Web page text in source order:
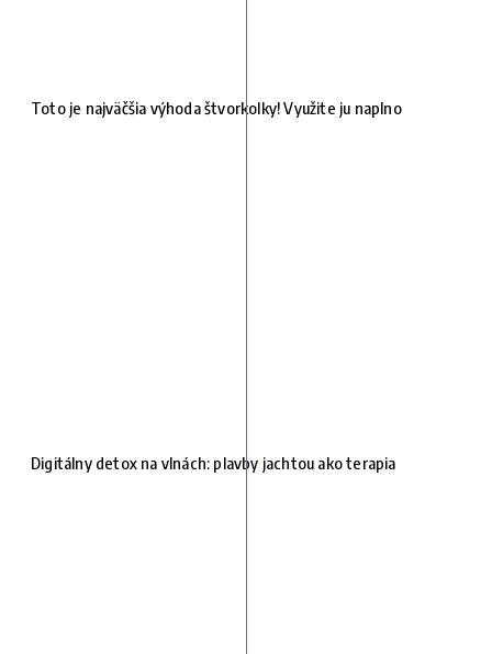
Toto je najväčšia výhoda štvorkolky! Využite ju naplno
Digitálny detox na vlnách: plavby jachtou ako terapia